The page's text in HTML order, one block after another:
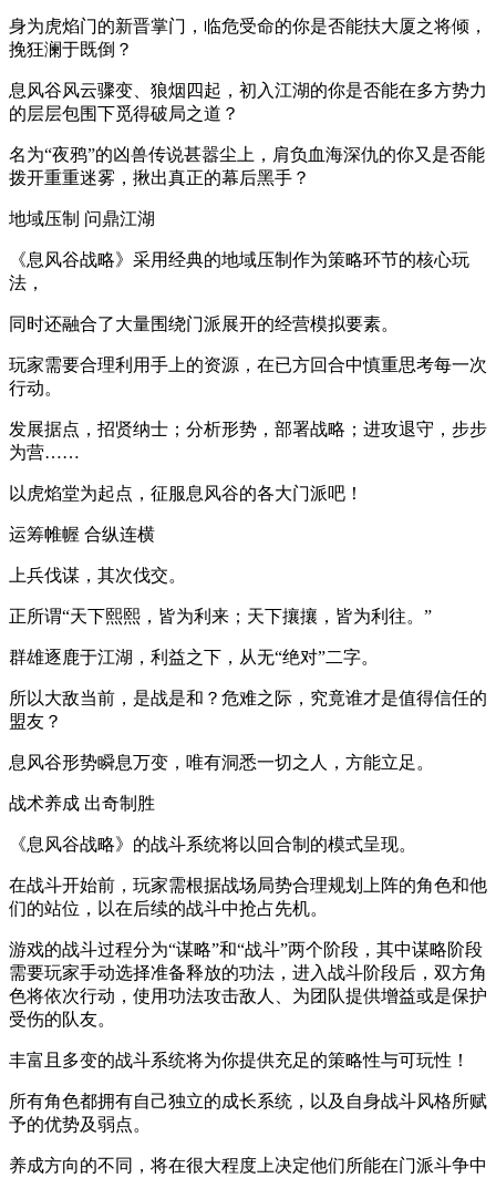
身为虎焰门的新晋掌门，临危受命的你是否能扶大厦之将倾，
挽狂澜于既倒？
息风谷风云骤变、狼烟四起，初入江湖的你是否能在多方势力
的层层包围下觅得破局之道？
名为“夜鸦”的凶兽传说甚嚣尘上，肩负血海深仇的你又是否能
拨开重重迷雾，揪出真正的幕后黑手？
地域压制 问鼎江湖
《息风谷战略》采用经典的地域压制作为策略环节的核心玩
法，
同时还融合了大量围绕门派展开的经营模拟要素。
玩家需要合理利用手上的资源，在已方回合中慎重思考每一次
行动。
发展据点，招贤纳士；分析形势，部署战略；进攻退守，步步
为营……
以虎焰堂为起点，征服息风谷的各大门派吧！
运筹帷幄 合纵连横
上兵伐谋，其次伐交。
正所谓“天下熙熙，皆为利来；天下攘攘，皆为利往。”
群雄逐鹿于江湖，利益之下，从无“绝对”二字。
所以大敌当前，是战是和？危难之际，究竟谁才是值得信任的
盟友？
息风谷形势瞬息万变，唯有洞悉一切之人，方能立足。
战术养成 出奇制胜
《息风谷战略》的战斗系统将以回合制的模式呈现。
在战斗开始前，玩家需根据战场局势合理规划上阵的角色和他
们的站位，以在后续的战斗中抢占先机。
游戏的战斗过程分为“谋略”和“战斗”两个阶段，其中谋略阶段
需要玩家手动选择准备释放的功法，进入战斗阶段后，双方角
色将依次行动，使用功法攻击敌人、为团队提供增益或是保护
受伤的队友。
丰富且多变的战斗系统将为你提供充足的策略性与可玩性！
所有角色都拥有自己独立的成长系统，以及自身战斗风格所赋
予的优势及弱点。
养成方向的不同，将在很大程度上决定他们所能在门派斗争中